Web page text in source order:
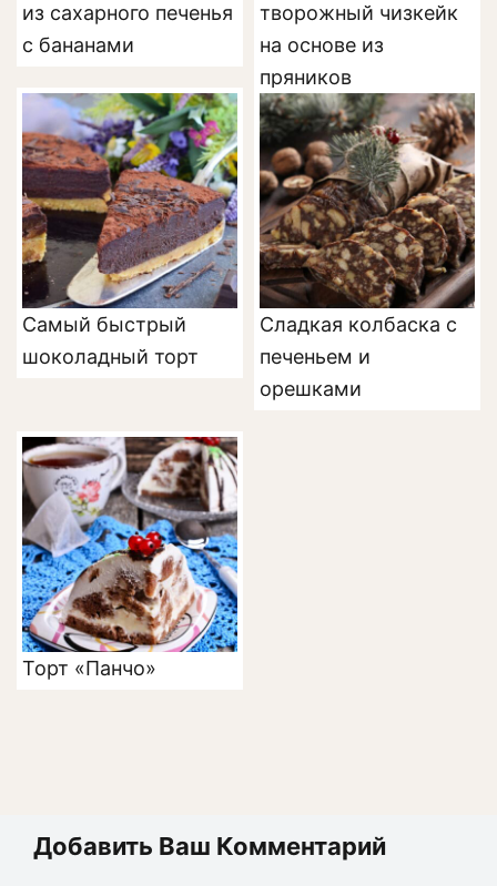
из сахарного печенья
с бананами
творожный чизкейк
на основе из
пряников
Самый быстрый
шоколадный торт
Сладкая колбаска с
печеньем и
орешками
Торт «Панчо»
Добавить Ваш Комментарий